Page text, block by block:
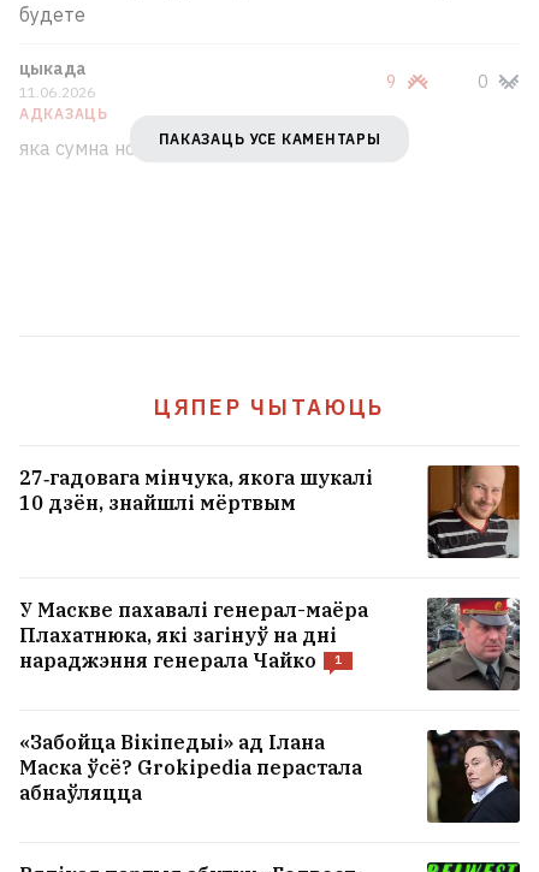
будете
цыкада
11.06.2026
АДКАЗАЦЬ
9 0
яка сумна новинаПАКАЗАЦЬ УСЕ КАМЕНТАРЫ
ЦЯПЕР ЧЫТАЮЦЬ
27‑гадовага мінчука, якога шукалі
10 дзён, знайшлі мёртвым
У Маскве пахавалі генерал-маёра
Плахатнюка, які загінуў на дні
нараджэння генерала Чайко
1
«Забойца Вікіпедыі» ад Ілана
Маска ўсё? Grokipedia перастала
абнаўляцца
Колькасць ахвяр ДТЗ у Светлагорскім
раёне павялічылася да 4-х. Памерла
яшчэ адно дзіця